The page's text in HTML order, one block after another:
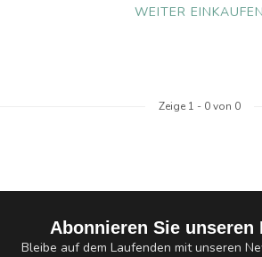
WEITER EINKAUFEN
Zeige 1 - 0von 0
Abonnieren Sie unseren
Bleibe auf dem Laufenden mit unseren